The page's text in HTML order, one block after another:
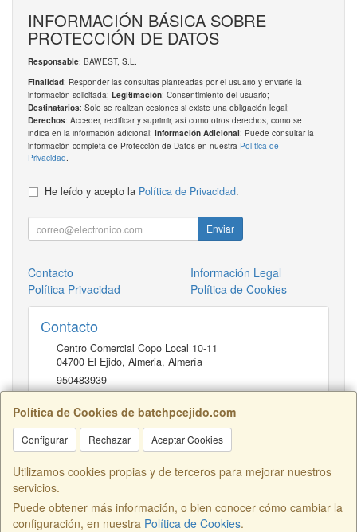
Política de Cookies de batchpcejido.com
Configurar Rechazar Aceptar Cookies
Utilizamos cookies propias y de terceros para mejorar nuestros
servicios.
Puede obtener más información, o bien conocer cómo cambiar la
configuración, en nuestra Política de Cookies.
INFORMACIÓN BÁSICA SOBRE
PROTECCIÓN DE DATOS
Responsable: BAWEST, S.L.
Finalidad: Responder las consultas planteadas por el usuario y enviarle la
información solicitada; Legitimación: Consentimiento del usuario;
Destinatarios: Solo se realizan cesiones si existe una obligación legal;
Derechos: Acceder, rectificar y suprimir, así como otros derechos, como se
indica en la información adicional; Información Adicional: Puede consultar la
información completa de Protección de Datos en nuestra Política de
Privacidad.
He leído y acepto la Política de Privacidad.
Enviar
Contacto
Información Legal
Política Privacidad
Política de Cookies
Contacto
Centro Comercial Copo Local 10-11
04700 El Ejido, Almeria, Almería
950483939
Horario
10 a 22H
Centro Comercial Copo Local 46, 04700, Almería, España. - C.I.F.:
B04401741 - Tfno: 950483939